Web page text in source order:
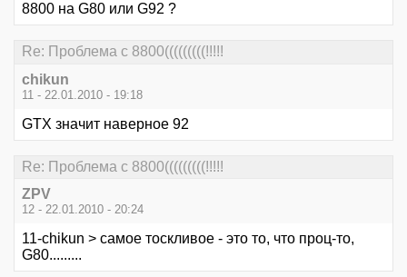
8800 на G80 или G92 ?
Re: Проблема с 8800(((((((((!!!!!
chikun
11 - 22.01.2010 - 19:18
GTX значит наверное 92
Re: Проблема с 8800(((((((((!!!!!
ZPV
12 - 22.01.2010 - 20:24
11-chikun > самое тоскливое - это то, что проц-то,
G80.........